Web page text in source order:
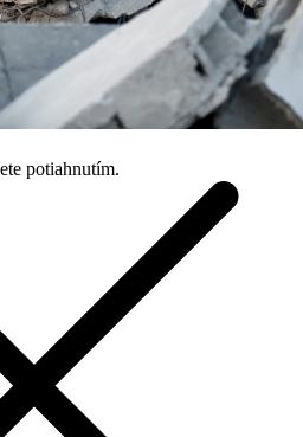
potiahnutím.